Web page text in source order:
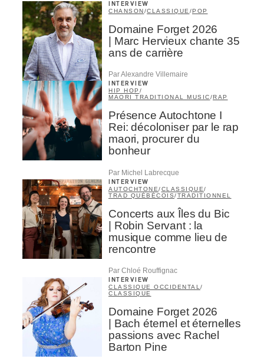
INTERVIEW
CHANSON/CLASSIQUE /POP
Domaine Forget 2026
| Marc Hervieux chante 35
ans de carrière
Par Alexandre Villemaire
INTERVIEW
HIP HOP /
MAORI TRADITIONAL MUSIC/RAP
Présence Autochtone I
Rei: décoloniser par le rap
maori, procurer du
bonheur
Par Michel Labrecque
INTERVIEW
AUTOCHTONE/CLASSIQUE/
TRAD QUÉBÉCOIS/TRADITIONNEL
Concerts aux Îles du Bic
| Robin Servant : la
musique comme lieu de
rencontre
Par Chloé Rouffignac
INTERVIEW
CLASSIQUE OCCIDENTAL /
CLASSIQUE
Domaine Forget 2026
| Bach éternel et éternelles
passions avec Rachel
Barton Pine